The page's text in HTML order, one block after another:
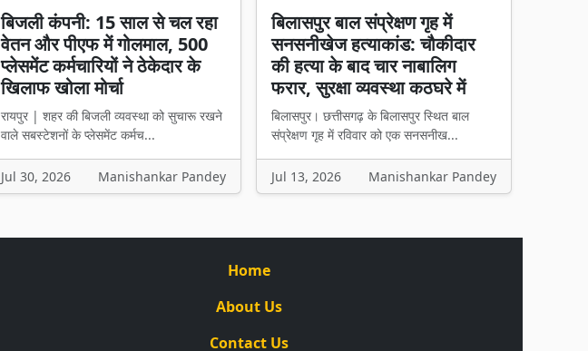
बिजली कंपनी: 15 साल से चल रहा
वेतन और पीएफ में गोलमाल, 500
प्लेसमेंट कर्मचारियों ने ठेकेदार के
खिलाफ खोला मोर्चा
रायपुर | शहर की बिजली व्यवस्था को सुचारू रखने
वाले सबस्टेशनों के प्लेसमेंट कर्मच...
Jul 30, 2026 Manishankar Pandey
बिलासपुर बाल संप्रेक्षण गृह में
सनसनीखेज हत्याकांड: चौकीदार
की हत्या के बाद चार नाबालिग
फरार, सुरक्षा व्यवस्था कठघरे में
बिलासपुर। छत्तीसगढ़ के बिलासपुर स्थित बाल
संप्रेक्षण गृह में रविवार को एक सनसनीख...
Jul 13, 2026 Manishankar Pandey
Home
About Us
Contact Us